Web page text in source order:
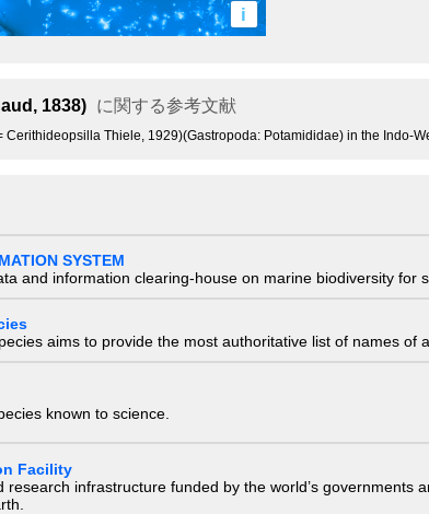
i
1838) に関する参考文献
Thiele, 1929)(Gastropoda: Potamididae) in the Indo-
SYSTEM
and information clearing-house on marine biodiversity for
aims to provide the most authoritative list of names of
known to science.
Facility
research infrastructure funded by the world’s governments